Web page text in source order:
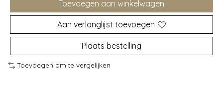
Toevoegen aan winkelwagen
Aan verlanglijst toevoegen
Plaats bestelling
Toevoegen om te vergelijken